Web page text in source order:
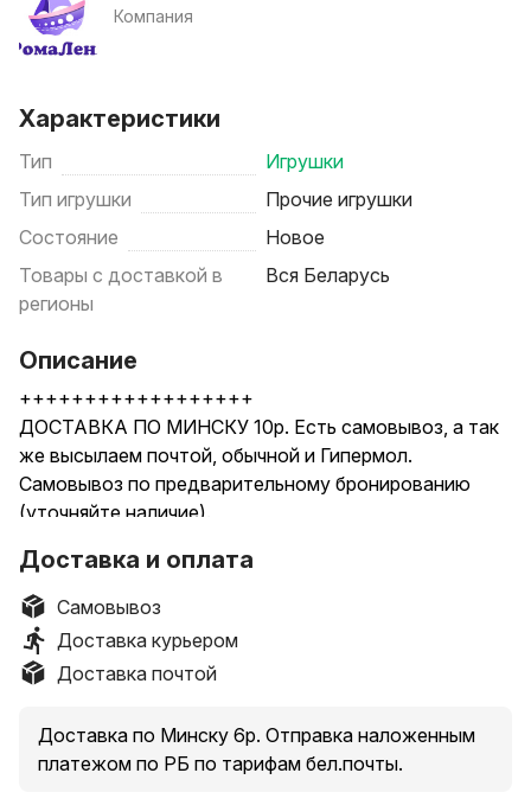
детские игрушки в Беларуси
Компания
Характеристики
Тип
Игрушки
Тип игрушки
Прочие игрушки
Состояние
Новое
Товары с доставкой в
регионы
Вся Беларусь
Описание
++++++++++++++++++
ДОСТАВКА ПО МИНСКУ 10р. Есть самовывоз, а так
же высылаем почтой, обычной и Гипермол.
Самовывоз по предварительному бронированию
(уточняйте наличие).
Перед заказом обязательно бронировать.
=============================
Адрес самовывоза:
ТЦ Караван, ул.Налибокская 1, павильон с игрушками
РомаЛенд, напротив 13-й Кассы магазина Копилка,
работы с 10 до 21:00 ежедневно.
===========================
Доставка и оплата
Самовывоз
Доставка курьером
Доставка почтой
Доставка по Минску 6р. Отправка наложенным
платежом по РБ по тарифам бел.почты.